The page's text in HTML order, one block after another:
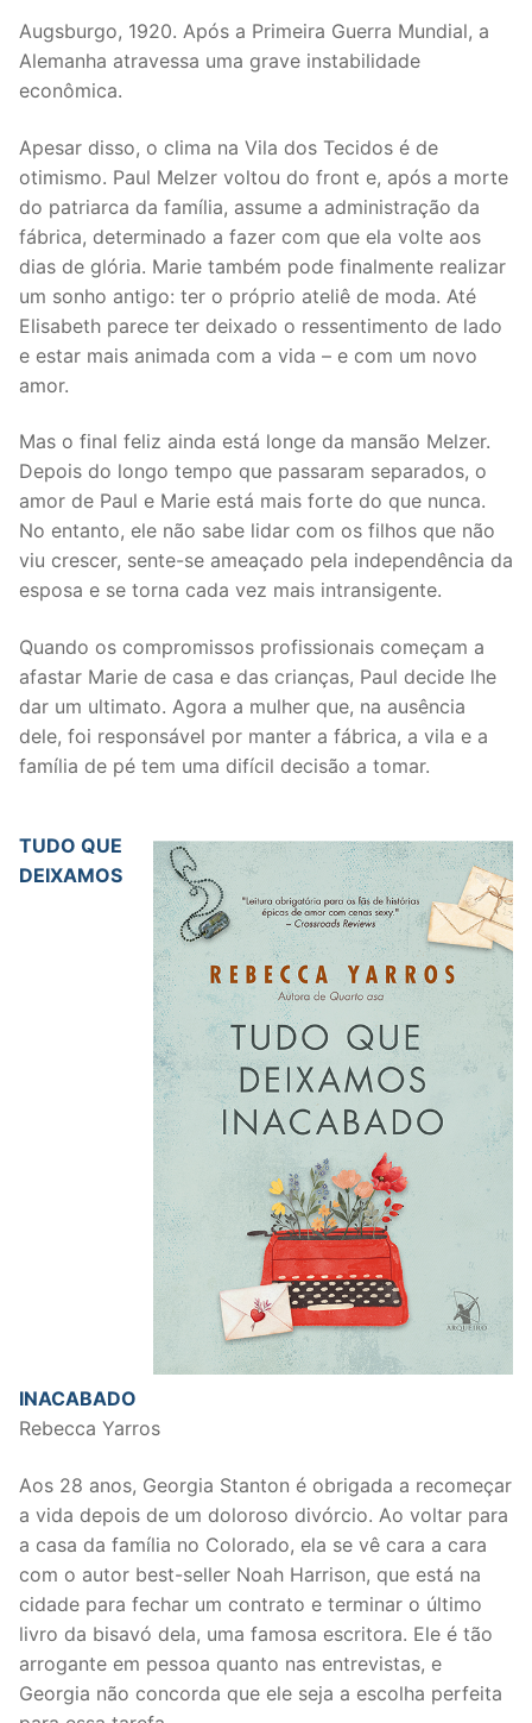
Augsburgo, 1920. Após a Primeira Guerra Mundial, a
Alemanha atravessa uma grave instabilidade
econômica.
Apesar disso, o clima na Vila dos Tecidos é de
otimismo. Paul Melzer voltou do front e, após a morte
do patriarca da família, assume a administração da
fábrica, determinado a fazer com que ela volte aos
dias de glória. Marie também pode finalmente realizar
um sonho antigo: ter o próprio ateliê de moda. Até
Elisabeth parece ter deixado o ressentimento de lado
e estar mais animada com a vida – e com um novo
amor.
Mas o final feliz ainda está longe da mansão Melzer.
Depois do longo tempo que passaram separados, o
amor de Paul e Marie está mais forte do que nunca.
No entanto, ele não sabe lidar com os filhos que não
viu crescer, sente-se ameaçado pela independência da
esposa e se torna cada vez mais intransigente.
Quando os compromissos profissionais começam a
afastar Marie de casa e das crianças, Paul decide lhe
dar um ultimato. Agora a mulher que, na ausência
dele, foi responsável por manter a fábrica, a vila e a
família de pé tem uma difícil decisão a tomar.
TUDO QUE
DEIXAMOS
INACABADO
Rebecca Yarros
Aos 28 anos, Georgia Stanton é obrigada a recomeçar
a vida depois de um doloroso divórcio. Ao voltar para
a casa da família no Colorado, ela se vê cara a cara
com o autor best-seller Noah Harrison, que está na
cidade para fechar um contrato e terminar o último
livro da bisavó dela, uma famosa escritora. Ele é tão
arrogante em pessoa quanto nas entrevistas, e
Georgia não concorda que ele seja a escolha perfeita